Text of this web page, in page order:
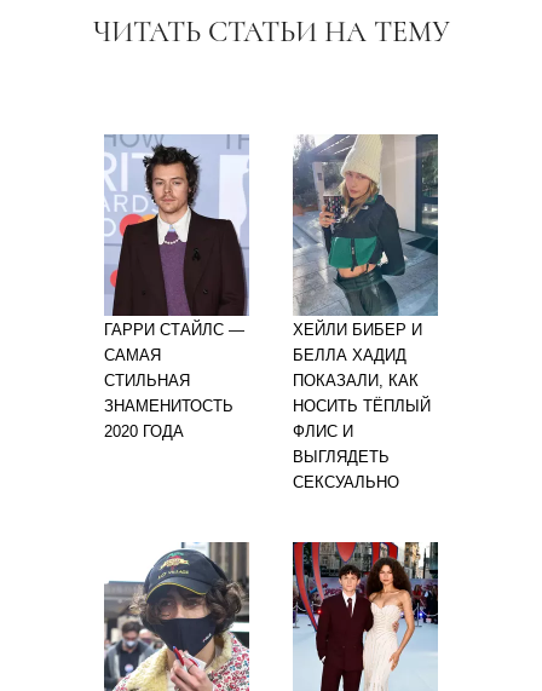
ЧИТАТЬ СТАТЬИ НА ТЕМУ
ГАРРИ СТАЙЛС —
САМАЯ
СТИЛЬНАЯ
ЗНАМЕНИТОСТЬ
2020 ГОДА
ХЕЙЛИ БИБЕР И
БЕЛЛА ХАДИД
ПОКАЗАЛИ, КАК
НОСИТЬ ТЁПЛЫЙ
ФЛИС И
ВЫГЛЯДЕТЬ
СЕКСУАЛЬНО